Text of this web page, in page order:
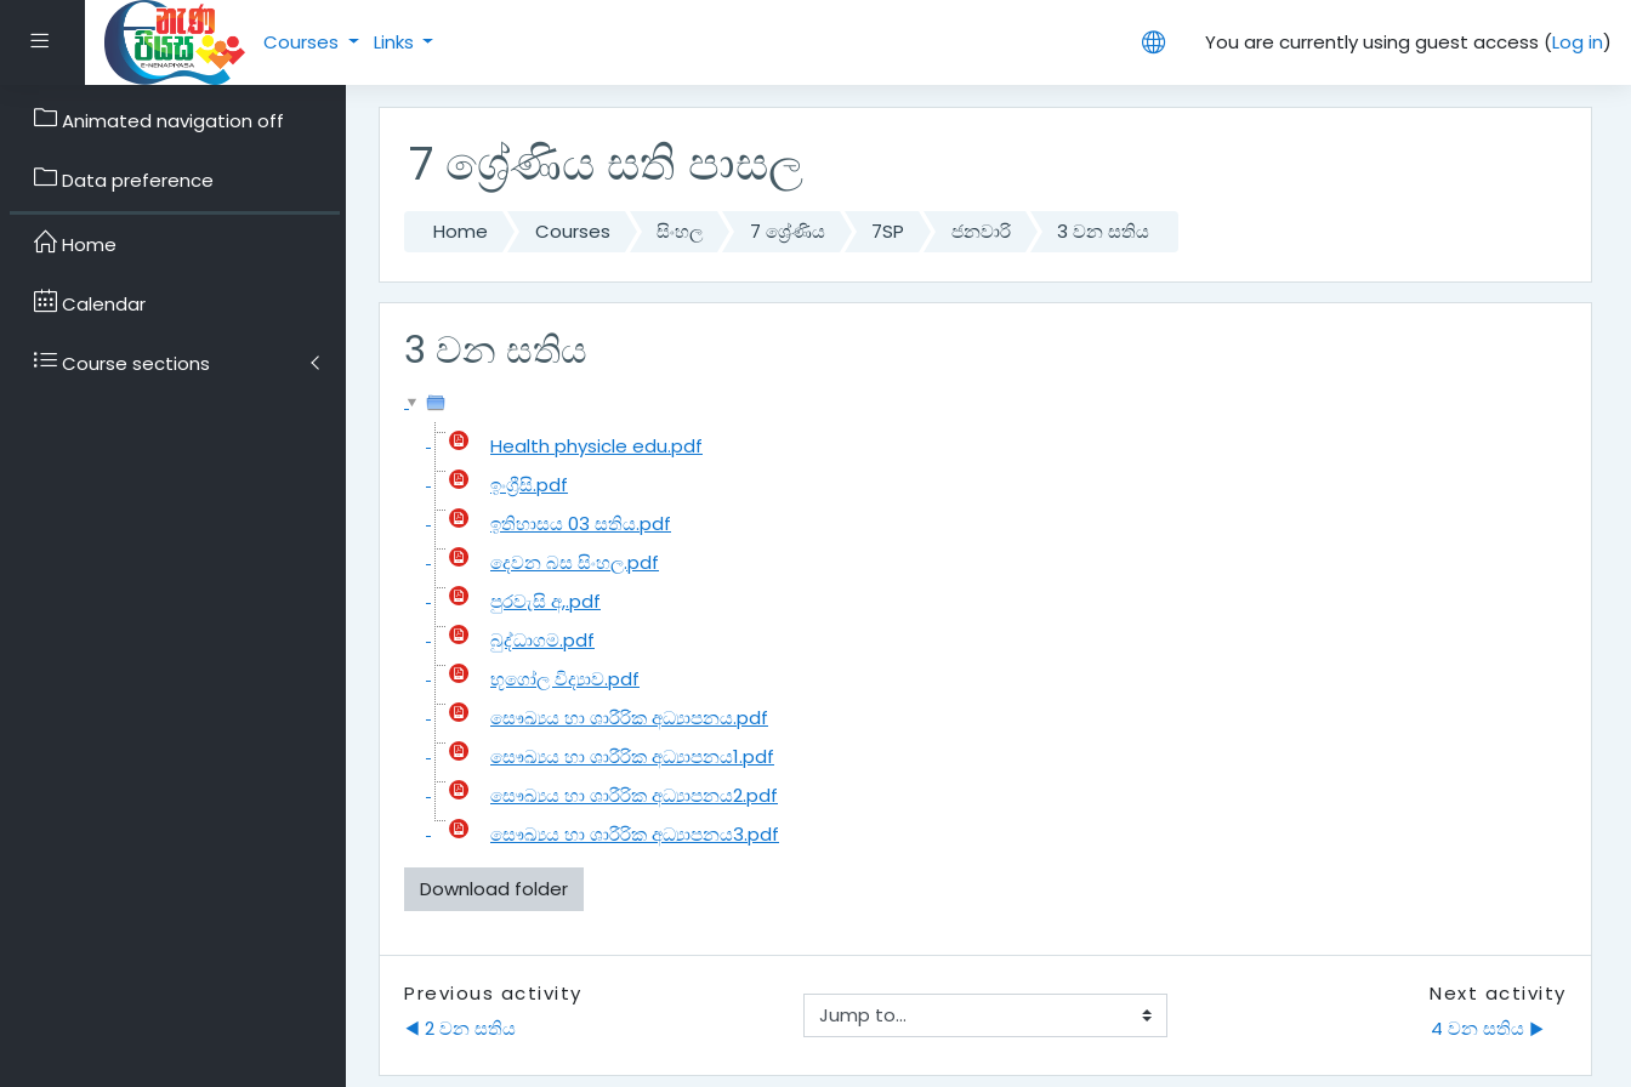
Side panel Courses Links You are currently using guest access (Log in)
7 ශ්‍රේණිය සති පාසල
Home Courses සිංහල 7 ශ්‍රේණිය 7SP ජනවාරි 3 වන සතිය
3 වන සතිය
Health physicle edu.pdf
ඉංග්‍රීසි.pdf
ඉතිහාසය 03 සතිය.pdf
දෙවන බස සිංහල.pdf
පුරවැසි අ,.pdf
බුද්ධාගම.pdf
භූගෝල විද්‍යාව.pdf
සෞඛ්‍යය හා ශාරීරික අධ්‍යාපනය.pdf
සෞඛ්‍යය හා ශාරීරික අධ්‍යාපනය1.pdf
සෞඛ්‍යය හා ශාරීරික අධ්‍යාපනය2.pdf
සෞඛ්‍යය හා ශාරීරික අධ්‍යාපනය3.pdf
Download folder
Previous activity
◀︎ 2 වන සතිය
Jump to...
Next activity
4 වන සතිය ▶︎
Animated navigation off
Data preference
Home
Calendar
Course sections